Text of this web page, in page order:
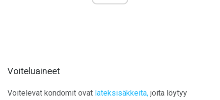
Voiteluaineet
Voitelevat kondomit ovat lateksisäkkeitä, joita löytyy